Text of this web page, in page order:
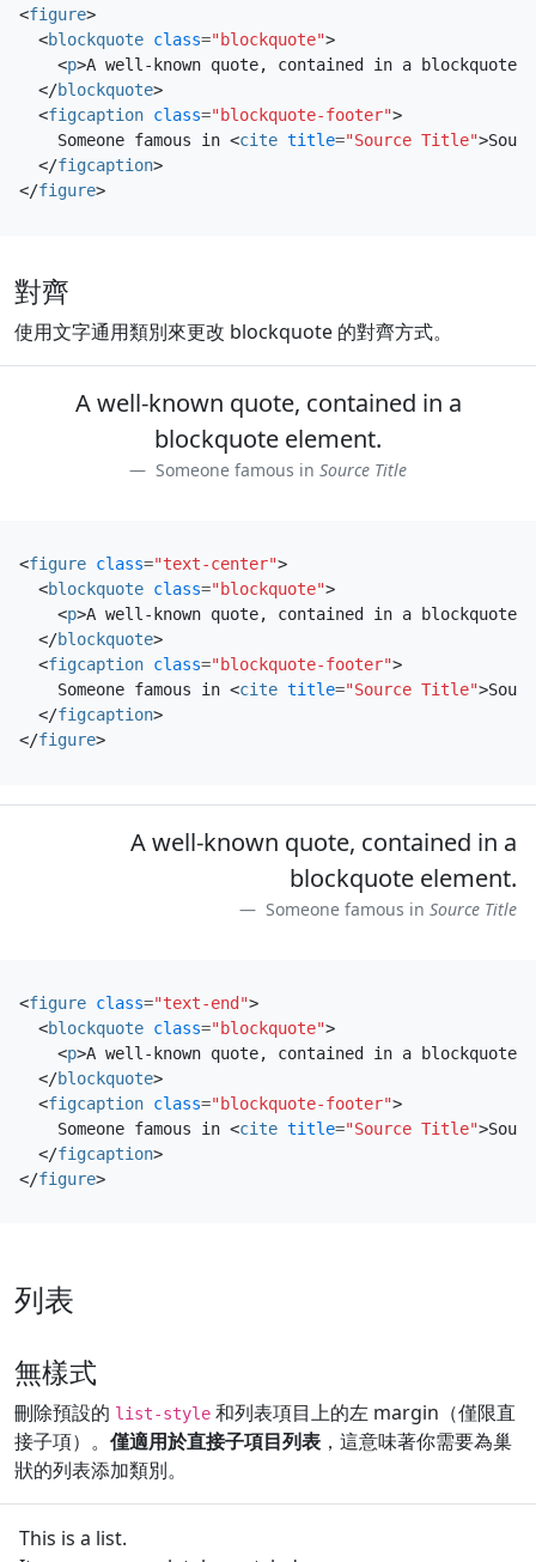
<figure>
<blockquote class="blockquote">
<p>A well-known quote, contained in a blockquote
</blockquote>
<figcaption class="blockquote-footer">
    Someone famous in
<cite title="Source Title">
</figcaption>
</figure>
對齊
使用文字通用類別來更改 blockquote 的對齊方式。
A well-known quote, contained in a
blockquote element.
Someone famous in Source Title
<figure class="text-center">
<blockquote class="blockquote">
<p>A well-known quote, contained in a blockquote
</blockquote>
<figcaption class="blockquote-footer">
    Someone famous in
<cite title="Source Title">
</figcaption>
</figure>
A well-known quote, contained in a
blockquote element.
Someone famous in Source Title
<figure class="text-end">
<blockquote class="blockquote">
<p>A well-known quote, contained in a blockquote
</blockquote>
<figcaption class="blockquote-footer">
    Someone famous in
<cite title="Source Title">
</figcaption>
</figure>
列表
無樣式
刪除預設的 list-style 和列表項目上的左 margin（僅限直
接子項）。 僅適用於直接子項目列表 ，這意味著你需要為巢
狀的列表添加類別。
This is a list.